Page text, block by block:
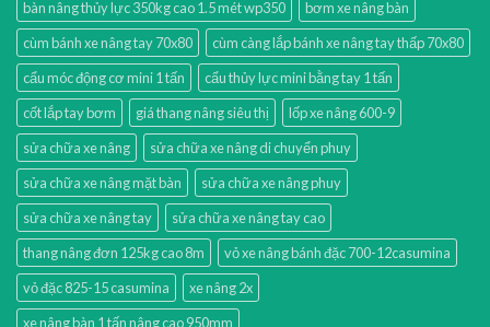
bàn nâng thủy lực 350kg cao 1.5 mét wp350
bơm xe nâng bàn
cùm bánh xe nâng tay 70x80
cùm càng lắp bánh xe nâng tay thấp 70x80
cẩu móc động cơ mini 1 tấn
cẩu thủy lực mini bằng tay 1 tấn
cốt lắp tay bơm
giá thang nâng siêu thị
lốp xe nâng 600-9
sửa chữa xe nâng
sửa chữa xe nâng di chuyển phuy
sửa chữa xe nâng mặt bàn
sửa chữa xe nâng phuy
sửa chữa xe nâng tay
sửa chữa xe nâng tay cao
thang nâng đơn 125kg cao 8m
vỏ xe nâng bánh đặc 700-12casumina
vỏ đặc 825-15 casumina
xe nâng 2x
xe nâng bàn 1 tấn nâng cao 950mm